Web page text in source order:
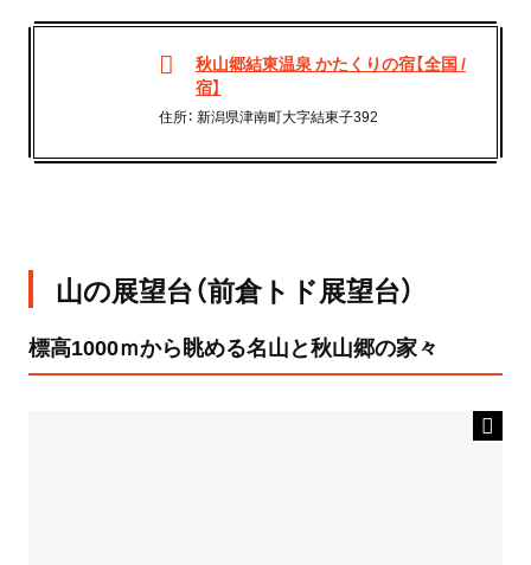
秋山郷結東温泉 かたくりの宿【全国 /
宿】
住所： 新潟県津南町大字結東子392
山の展望台（前倉トド展望台）
標高1000ｍから眺める名山と秋山郷の家々